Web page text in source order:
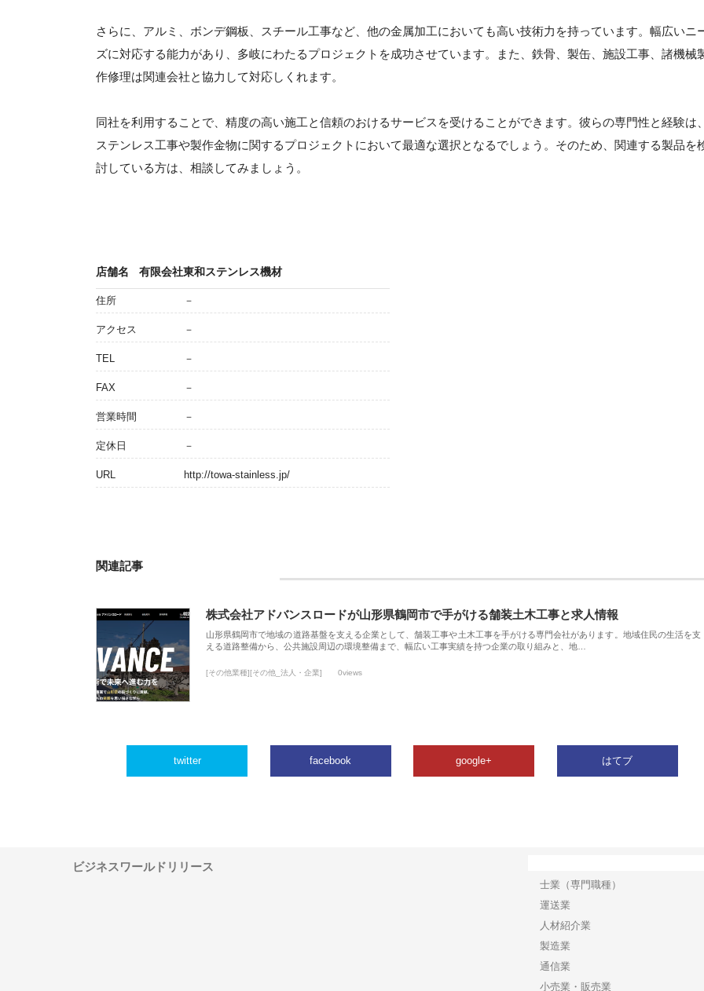
さらに、アルミ、ボンデ鋼板、スチール工事など、他の金属加工においても高い技術力を持っています。幅広いニ
ズに対応する能力があり、多岐にわたるプロジェクトを成功させています。また、鉄骨、製缶、施設工事、諸機械
作修理は関連会社と協力して対応しくれます。
同社を利用することで、精度の高い施工と信頼のおけるサービスを受けることができます。彼らの専門性と経験は、
ステンレス工事や製作金物に関するプロジェクトにおいて最適な選択となるでしょう。そのため、関連する製品を
討している方は、相談してみましょう。
店舗名 有限会社東和ステンレス機材
住所 －
アクセス －
TEL －
FAX －
営業時間 －
定休日 －
URL http://towa-stainless.jp/
関連記事
株式会社アドバンスロードが山形県鶴岡市で手がける舗装土木工事と求人情報
山形県鶴岡市で地域の道路基盤を支える企業として、舗装工事や土木工事を手がける専門会社があります。地域住民の生活を支
える道路整備から、公共施設周辺の環境整備まで、幅広い工事実績を持つ企業の取り組みと、地…
[その他業種][その他_法人・企業] 0views
twitter facebook google+ はてブ
ビジネスワールドリリース
士業（専門職種）
運送業
人材紹介業
製造業
通信業
小売業・販売業